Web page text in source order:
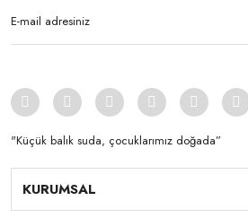
"Küçük balık suda, çocuklarımız doğada”
KURUMSAL